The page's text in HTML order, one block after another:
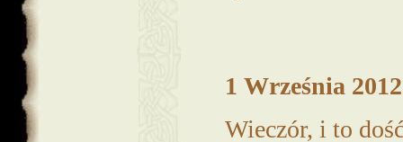
1 Września
Wieczór, i to